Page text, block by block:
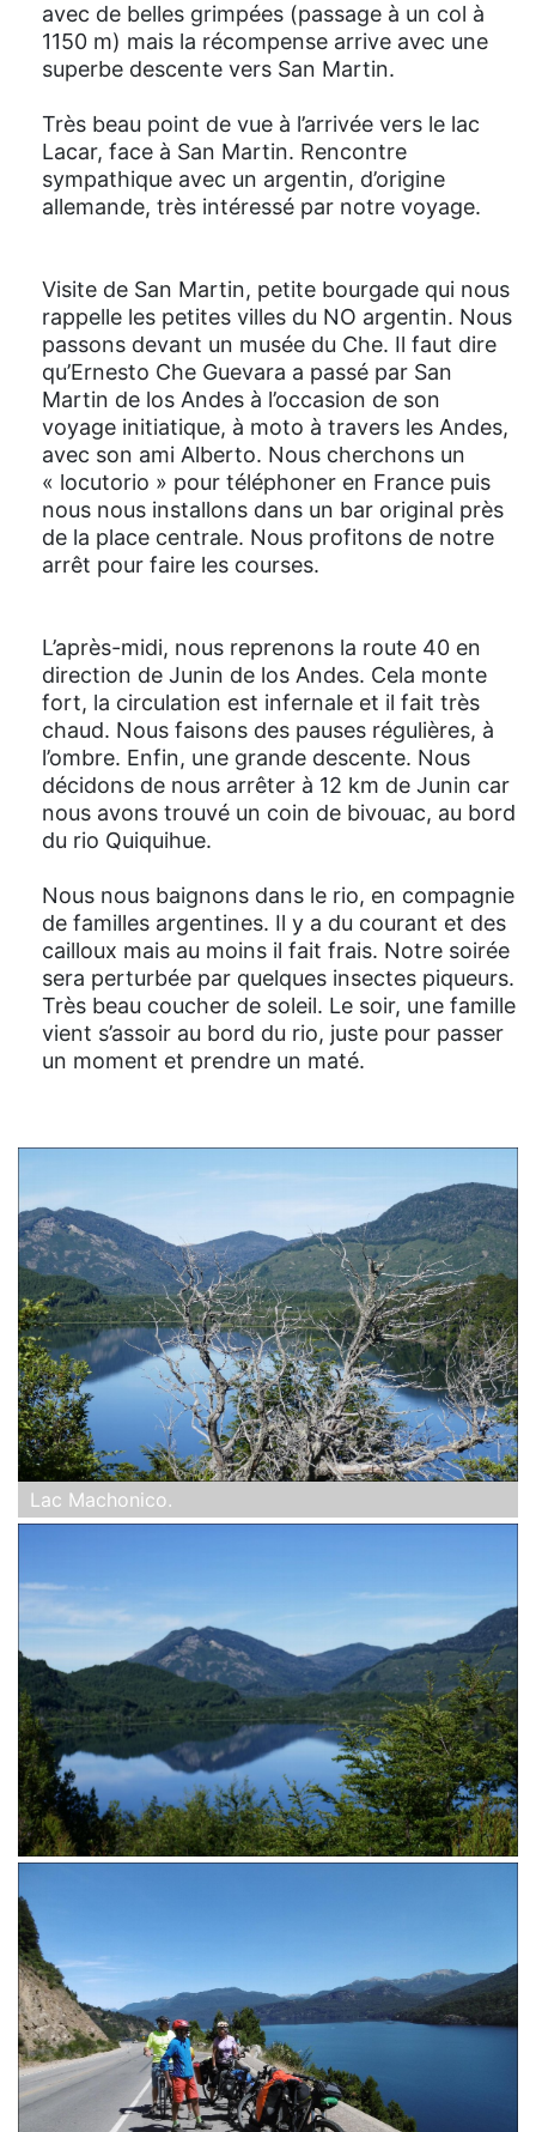
avec de belles grimpées (passage à un col à
1150 m) mais la récompense arrive avec une
superbe descente vers San Martin.
Très beau point de vue à l’arrivée vers le lac
Lacar, face à San Martin. Rencontre
sympathique avec un argentin, d’origine
allemande, très intéressé par notre voyage.
Visite de San Martin, petite bourgade qui nous
rappelle les petites villes du NO argentin. Nous
passons devant un musée du Che. Il faut dire
qu’Ernesto Che Guevara a passé par San
Martin de los Andes à l’occasion de son
voyage initiatique, à moto à travers les Andes,
avec son ami Alberto. Nous cherchons un
« locutorio » pour téléphoner en France puis
nous nous installons dans un bar original près
de la place centrale. Nous profitons de notre
arrêt pour faire les courses.
L’après-midi, nous reprenons la route 40 en
direction de Junin de los Andes. Cela monte
fort, la circulation est infernale et il fait très
chaud. Nous faisons des pauses régulières, à
l’ombre. Enfin, une grande descente. Nous
décidons de nous arrêter à 12 km de Junin car
nous avons trouvé un coin de bivouac, au bord
du rio Quiquihue.
Nous nous baignons dans le rio, en compagnie
de familles argentines. Il y a du courant et des
cailloux mais au moins il fait frais. Notre soirée
sera perturbée par quelques insectes piqueurs.
Très beau coucher de soleil. Le soir, une famille
vient s’assoir au bord du rio, juste pour passer
un moment et prendre un maté.
Lac Machonico.